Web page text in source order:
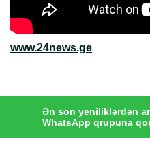
www.24news.ge
Ən son yeniliklərdən
WhatsApp qrupuna